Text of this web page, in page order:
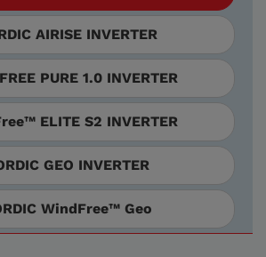
AIRISE INVERTER
PURE 1.0 INVERTER
ELITE S2 INVERTER
GEO INVERTER
WindFree™ Geo